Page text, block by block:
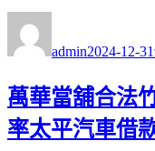
者
admin佈
期:
2024-12-31
萬華當舖合法
率太平汽車借